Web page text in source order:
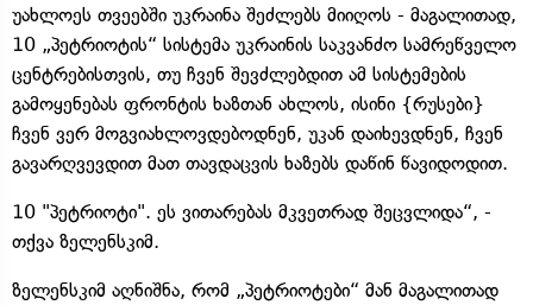
უახლოეს თვეებში უკრაინა შეძლებს მიიღოს - მაგალითად,
10 „პეტრიოტის“ სისტემა უკრაინის საკვანძო სამრეწველო
ცენტრებისთვის, თუ ჩვენ შევძლებდით ამ სისტემების
გამოყენებას ფრონტის ხაზთან ახლოს, ისინი {რუსები}
ჩვენ ვერ მოგვიახლოვდებოდნენ, უკან დაიხევდნენ, ჩვენ
გავარღვევდით მათ თავდაცვის ხაზებს დაწინ წავიდოდით.
10 "პეტრიოტი". ეს ვითარებას მკვეთრად შეცვლიდა“, -
თქვა ზელენსკიმ.
ზელენსკიმ აღნიშნა, რომ „პეტრიოტები“ მან მაგალითად